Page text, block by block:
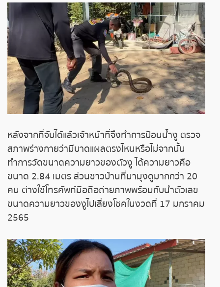
ถ่ายทอดสดหวยฮานอย
ถ่ายทอดสดหวยฮานอยพิเศษ
ถ่ายทอดสดหวยมาเลย์
ถ่ายทอดสดหวยญีปุ่น
ถ่ายทอดสดหวยไต้หวัน
ถ่ายทอดสดหวยกัมพูชา
หวยหุ้นสด
หวยหุ้นไทย เย็น
หวยหุ้นเกาหลี
หวยหุ้นนิเคอิ เช้า
หลังจากที่จับได้แล้วเจ้าหน้าที่จึงทำการป้อนน้ำงู ตรวจ
สภาพร่างกายว่ามีบาดแผลตรงไหนหรือไม่จากนั้น
ทำการวัดขนาดความยาวของตัวงู ได้ความยาวคือ
ขนาด 2.84 เมตร ส่วนชาวบ้านที่มามุงดูมากกว่า 20
คน ต่างใช้โทรศัพท์มือถือถ่ายภาพพร้อมกับนำตัวเลข
ขนาดความยาวของงูไปเสี่ยงโชคในงวดที่ 17 มกราคม
2565